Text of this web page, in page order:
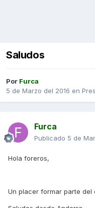
Saludos
Por Furca
5 de Marzo del 2016 en
Furca
Publicado 5 de
Hola foreros,
Un placer formar parte del